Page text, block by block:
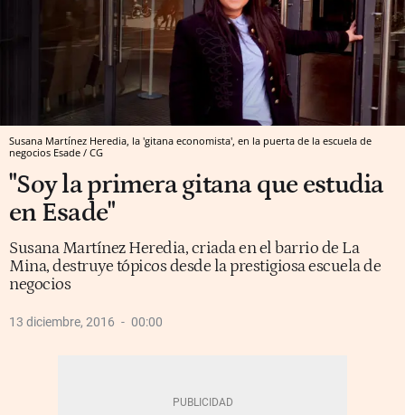
Susana Martínez Heredia, la 'gitana economista', en la puerta de la escuela de
negocios Esade / CG
"Soy la primera gitana que estudia
en Esade"
Susana Martínez Heredia, criada en el barrio de La
Mina, destruye tópicos desde la prestigiosa escuela de
negocios
13 diciembre, 2016 00:00